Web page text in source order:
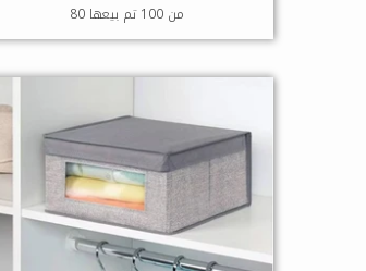
80 من 100 تم بيعها